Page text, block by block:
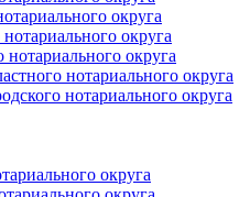
округа
округа
округа
нотариального округа
нотариального округа
округа